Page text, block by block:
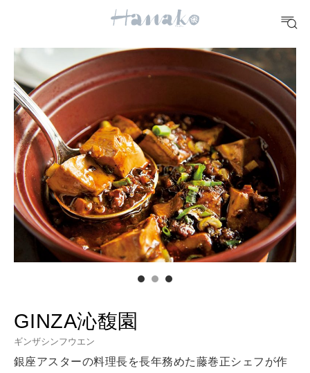
FOOD
TRAVEL
どこ行く？
FORTUNE
明日のわたし
[12星座別] Weekly Holoscope
HEALTH
LEARN
GINZA沁馥園
ギンザシンフウエン
銀座アスターの料理長を長年務めた藤巻正シェフが作